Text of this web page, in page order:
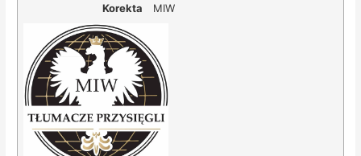
Korekta
MIW